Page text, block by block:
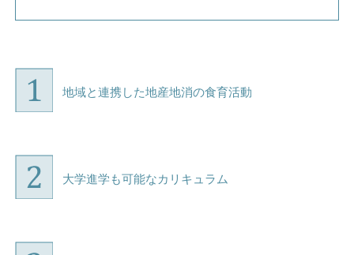
地域と連携した地産地消の食育活動
大学進学も可能なカリキュラム